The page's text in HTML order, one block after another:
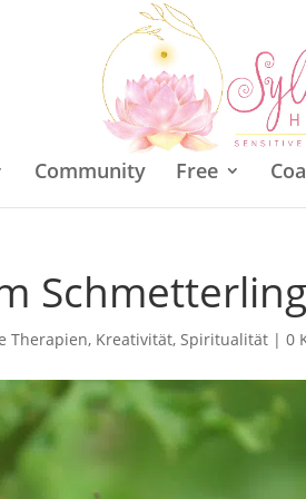
Community Free
Schmetterling
Therapien, Kreativität,Spiritualität |0